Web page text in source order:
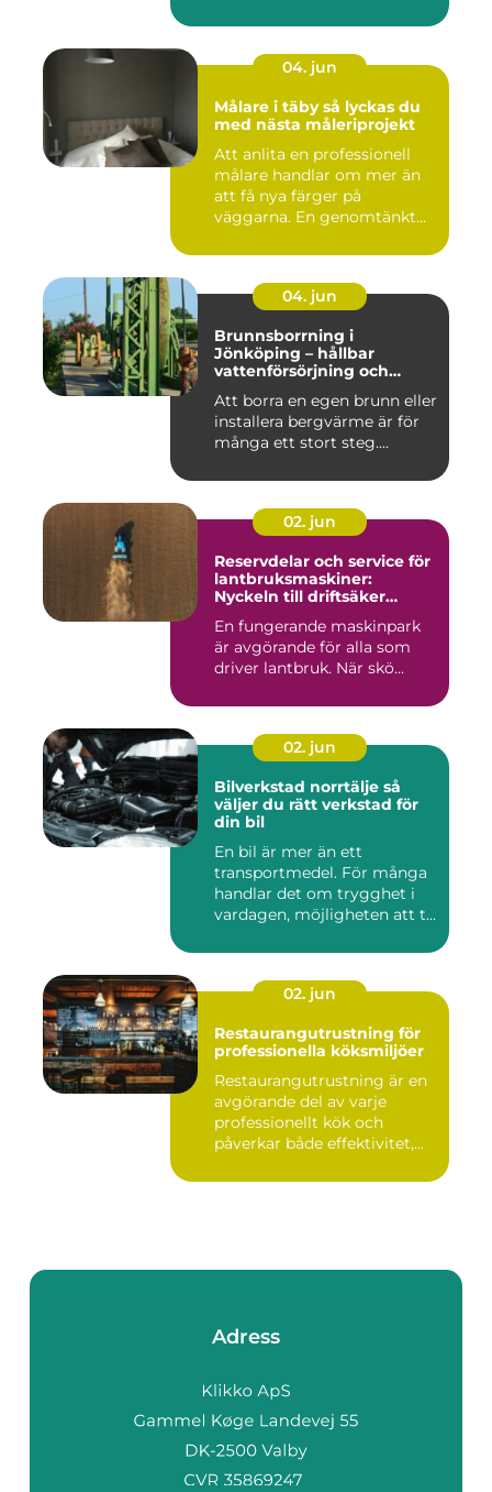
04. jun
Målare i täby så lyckas du
med nästa måleriprojekt
Att anlita en professionell
målare handlar om mer än
att få nya färger på
väggarna. En genomtänkt
04. jun
Brunnsborrning i
Jönköping – hållbar
vattenförsörjning och
Att borra en egen brunn eller
installera bergvärme är för
många ett stort steg....
02. jun
Reservdelar och service för
lantbruksmaskiner:
Nyckeln till driftsäker
En fungerande maskinpark
är avgörande för alla som
driver lantbruk. När skö...
02. jun
Bilverkstad norrtälje så
väljer du rätt verkstad för
din bil
En bil är mer än ett
transportmedel. För många
handlar det om trygghet i
vardagen, möjligheten att t...
02. jun
Restaurangutrustning för
professionella köksmiljöer
Restaurangutrustning är en
avgörande del av varje
professionellt kök och
påverkar både effektivitet,...
Adress